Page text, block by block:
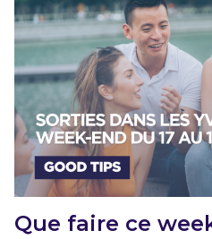
Que faire ce